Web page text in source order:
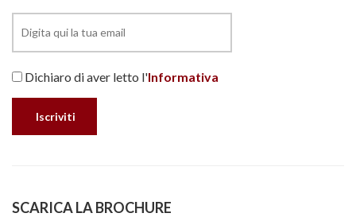
Dichiaro di aver letto l'Informativa
SCARICA LA BROCHURE